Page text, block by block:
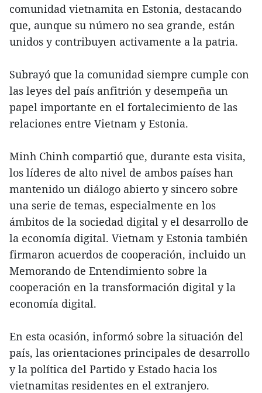
comunidad vietnamita en Estonia, destacando
que, aunque su número no sea grande, están
unidos y contribuyen activamente a la patria.
Subrayó que la comunidad siempre cumple con
las leyes del país anfitrión y desempeña un
papel importante en el fortalecimiento de las
relaciones entre Vietnam y Estonia.
Minh Chinh compartió que, durante esta visita,
los líderes de alto nivel de ambos países han
mantenido un diálogo abierto y sincero sobre
una serie de temas, especialmente en los
ámbitos de la sociedad digital y el desarrollo de
la economía digital. Vietnam y Estonia también
firmaron acuerdos de cooperación, incluido un
Memorando de Entendimiento sobre la
cooperación en la transformación digital y la
economía digital.
En esta ocasión, informó sobre la situación del
país, las orientaciones principales de desarrollo
y la política del Partido y Estado hacia los
vietnamitas residentes en el extranjero.